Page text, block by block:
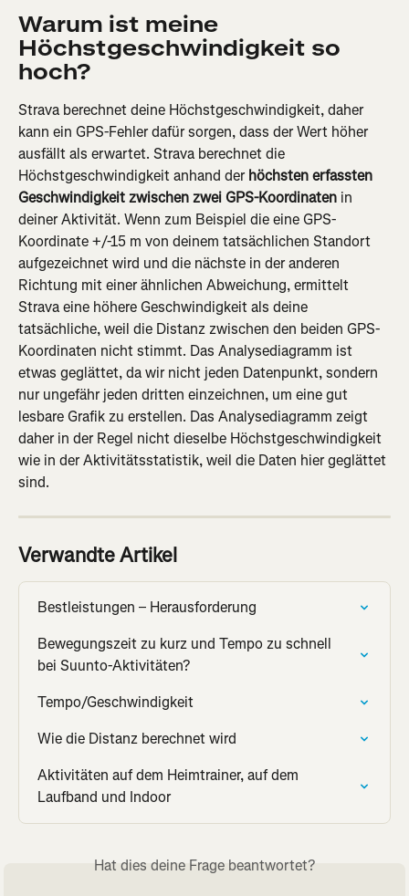
Warum ist meine
Höchstgeschwindigkeit so
hoch?
Strava berechnet deine Höchstgeschwindigkeit, daher
kann ein GPS-Fehler dafür sorgen, dass der Wert höher
ausfällt als erwartet. Strava berechnet die
Höchstgeschwindigkeit anhand der höchsten erfassten
Geschwindigkeit zwischen zwei GPS-Koordinaten in
deiner Aktivität. Wenn zum Beispiel die eine GPS-
Koordinate +/-15 m von deinem tatsächlichen Standort
aufgezeichnet wird und die nächste in der anderen
Richtung mit einer ähnlichen Abweichung, ermittelt
Strava eine höhere Geschwindigkeit als deine
tatsächliche, weil die Distanz zwischen den beiden GPS-
Koordinaten nicht stimmt. Das Analysediagramm ist
etwas geglättet, da wir nicht jeden Datenpunkt, sondern
nur ungefähr jeden dritten einzeichnen, um eine gut
lesbare Grafik zu erstellen. Das Analysediagramm zeigt
daher in der Regel nicht dieselbe Höchstgeschwindigkeit
wie in der Aktivitätsstatistik, weil die Daten hier geglättet
sind.
Verwandte Artikel
Bestleistungen – Herausforderung
Bewegungszeit zu kurz und Tempo zu schnell
bei Suunto-Aktivitäten?
Tempo/Geschwindigkeit
Wie die Distanz berechnet wird
Aktivitäten auf dem Heimtrainer, auf dem
Laufband und Indoor
Hat dies deine Frage beantwortet?